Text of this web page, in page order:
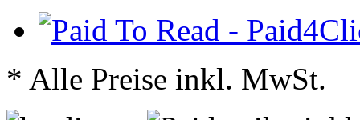
* Alle Preise inkl. MwSt.